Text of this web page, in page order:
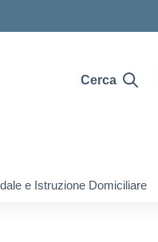
Cerca
e Istruzione Domiciliare